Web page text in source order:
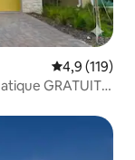
Évaluation
4,9 (119)
GRATUIT •